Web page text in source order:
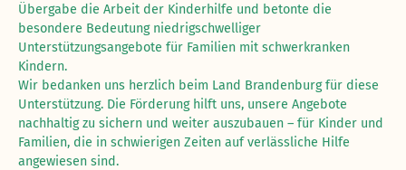
Übergabe die Arbeit der Kinderhilfe und betonte die
besondere Bedeutung niedrigschwelliger
Unterstützungsangebote für Familien mit schwerkranken
Kindern.
Wir bedanken uns herzlich beim Land Brandenburg für diese
Unterstützung. Die Förderung hilft uns, unsere Angebote
nachhaltig zu sichern und weiter auszubauen – für Kinder und
Familien, die in schwierigen Zeiten auf verlässliche Hilfe
angewiesen sind.